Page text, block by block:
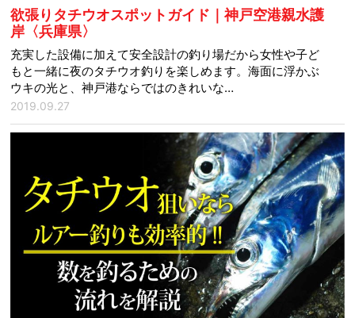
欲張りタチウオスポットガイド｜神戸空港親水護
岸〈兵庫県〉
充実した設備に加えて安全設計の釣り場だから女性や子ど
もと一緒に夜のタチウオ釣りを楽しめます。海面に浮かぶ
ウキの光と、神戸港ならではのきれいな…
2019.09.27